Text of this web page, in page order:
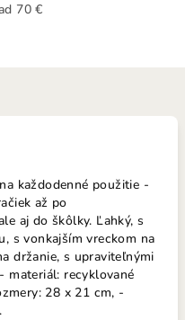
70 €
každodenné použitie -
až po
aj do škôlky. Ľahký, s
s vonkajším vreckom na
držanie, s upraviteľnými
- materiál: recyklované
28 x 21 cm, -